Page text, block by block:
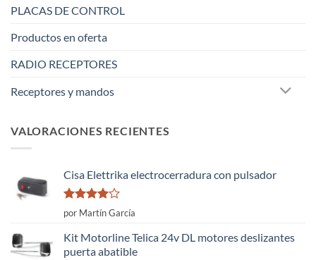
PLACAS DE CONTROL
Productos en oferta
RADIO RECEPTORES
Receptores y mandos
VALORACIONES RECIENTES
Cisa Elettrika electrocerradura con pulsador
Valorado
con
5
por Martín García
Kit Motorline Telica 24v DL motores deslizantes
puerta abatible